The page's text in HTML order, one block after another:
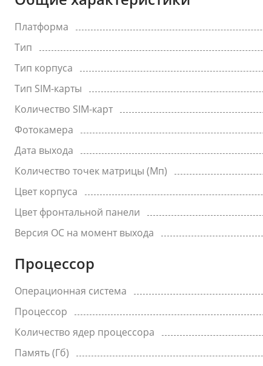
Платформа
Тип
Тип корпуса
Тип SIM-карты
Количество SIM-карт
Фотокамера
Дата выхода
Количество точек матрицы (Мп)
Цвет корпуса
Цвет фронтальной панели
Версия ОС на момент выхода
Процессор
Операционная система
Процессор
Количество ядер процессора
Память (Гб)